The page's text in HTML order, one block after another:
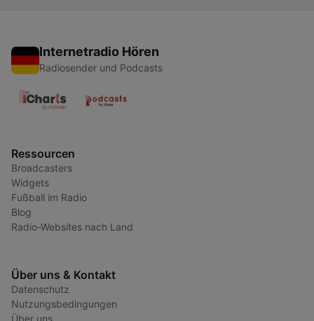
Internetradio Hören
Radiosender und Podcasts
Ressourcen
Broadcasters
Widgets
Fußball im Radio
Blog
Radio-Websites nach Land
Über uns & Kontakt
Datenschutz
Nutzungsbedingungen
Über uns